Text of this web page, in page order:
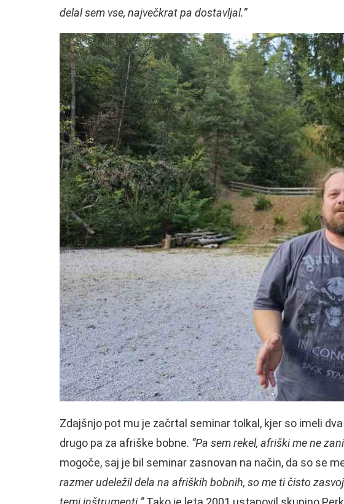
delal sem vse, največkrat pa dostavljal.”
Zdajšnjo pot mu je začrtal seminar tolkal, kjer so imeli
drugo pa za afriške bobne. “Pa sem rekel, afriški me ne
mogoče, saj je bil seminar zasnovan na način, da so se
razmer udeležil dela na afriških bobnih, so me ti čisto